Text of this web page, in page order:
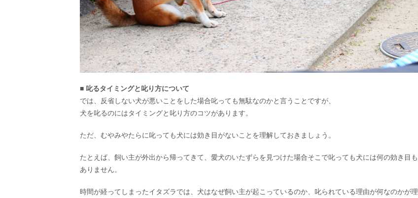
■ 叱るタイミングと叱り方について
では、反省しない犬が悪いことをした場合叱っても無駄なのかと言うことですが、
犬を叱るのにはタイミングと叱り方のコツがあります。
ただ、むやみやたらに叱っても犬には効き目がないことを理解しておきましょう。
たとえば、飼い主が外出から帰ってきて、愛犬のいたずらを見つけた場合そこで叱っても犬には何の効き目も
ありません。
時間が経ってしまったイタズラでは、犬はなぜ飼い主が起こっているのか、叱られている理由が何なのかが理